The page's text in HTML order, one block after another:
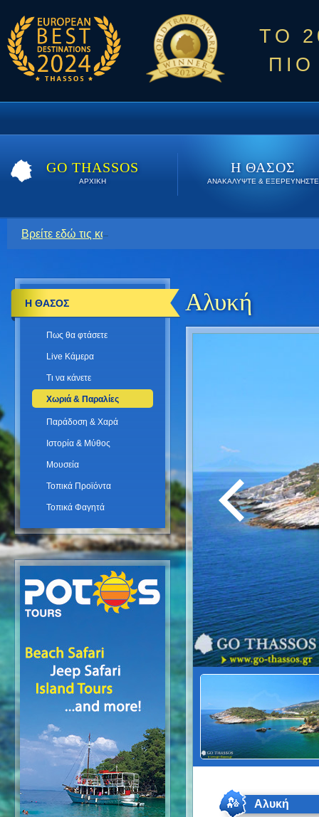
ΤΟ
GO THASSOS
ΑΡΧΙΚΗ
Η ΘΑΣΟΣ
ΑΝΑΚΑΛΥΨΤΕ & ΕΞΕΡΕΥΝΗΣΤΕ
Βρείτε εδώ τις καλύτερες προσφορές όλο το καλοκαίρι.
Αλυκή
Αλυκή
Η ΘΑΣΟΣ
Πως θα φτάσετε
Live Κάμερα
Τι να κάνετε
Χωριά & Παραλίες
Παράδοση & Χαρά
Ιστορία & Μύθος
Μουσεία
Τοπικά Προϊόντα
Τοπικά Φαγητά